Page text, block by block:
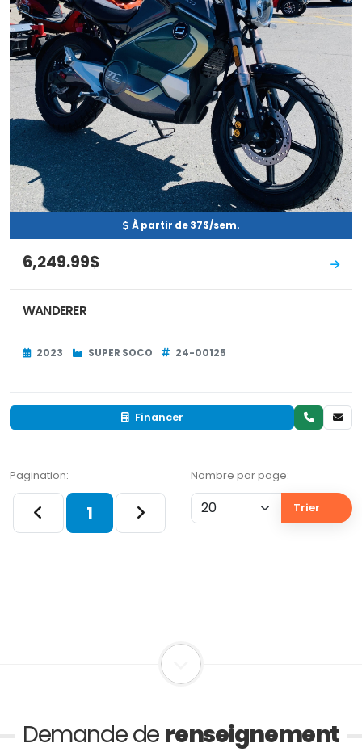
À partir de 37$/sem.
6,249.99$
WANDERER
2023 SUPER SOCO 24-00125
Financer
Pagination:
1
Nombre par page:
Trier
Demande de renseignement